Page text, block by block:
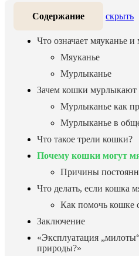
Содержание скрыть
Что означает мяуканье
Мяуканье
Мурлыканье
Зачем кошки мурлыкают
Мурлыканье как
Мурлыканье в
Что такое трели кошки?
Почему кошки могут
Причины
Что делать, если кошка
Как помочь кошке
Заключение
«Эксплуатация
природы?»